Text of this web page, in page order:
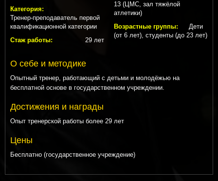
Категория:
Тренер-преподаватель первой
квалификационной категории
Стаж работы:
29 лет
13 (ЦМС, зал тяжёлой
атлетики)
Возрастные группы:
Дети
(от 6 лет), студенты (до 23 лет)
О себе и методике
Опытный тренер, работающий с детьми и молодёжью на
бесплатной основе в государственном учреждении.
Достижения и награды
Опыт тренерской работы более 29 лет
Цены
Бесплатно (государственное учреждение)